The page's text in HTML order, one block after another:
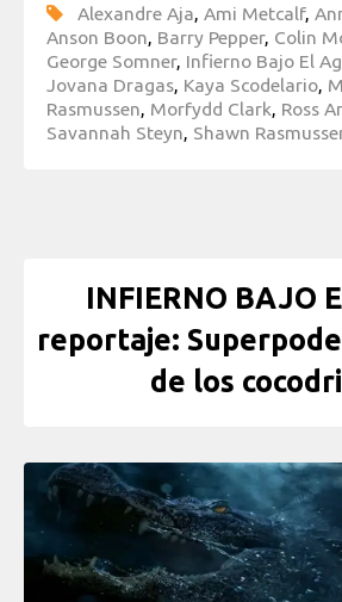
Alexandre Aja, Ami Metcalf,
Anson Boon, Barry Pepper, Colin
George Somner, Infierno Bajo El
Jovana Dragas, Kaya Scodelario,
Rasmussen, Morfydd Clark, Ross
Savannah Steyn, Shawn
INFIERNO BAJO
reportaje:
de los